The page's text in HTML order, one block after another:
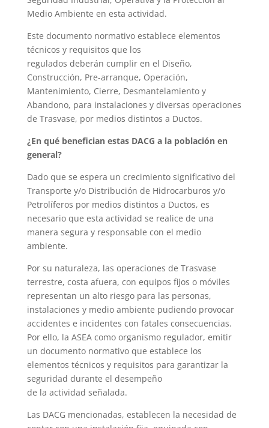
Medio Ambiente en esta actividad.
Este documento normativo establece elementos
técnicos y requisitos que los
regulados deberán cumplir en el Diseño,
Construcción, Pre-arranque, Operación,
Mantenimiento, Cierre, Desmantelamiento y
Abandono, para instalaciones y diversas operaciones
de Trasvase, por medios distintos a Ductos.
¿En qué benefician estas DACG a la población en
general?
Dado que se espera un crecimiento significativo del
Transporte y/o Distribución de Hidrocarburos y/o
Petrolíferos por medios distintos a Ductos, es
necesario que esta actividad se realice de una
manera segura y responsable con el medio
ambiente.
Por su naturaleza, las operaciones de Trasvase
terrestre, costa afuera, con equipos fijos o móviles
representan un alto riesgo para las personas,
instalaciones y medio ambiente pudiendo provocar
accidentes e incidentes con fatales consecuencias.
Por ello, la ASEA como organismo regulador, emitir
un documento normativo que establece los
elementos técnicos y requisitos para garantizar la
seguridad durante el desempeño
de la actividad señalada.
Las DACG mencionadas, establecen la necesidad de